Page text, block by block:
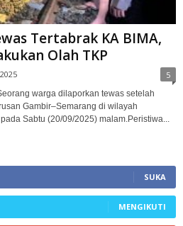
Tertabrak KA BIMA,
Olah TKP‎
5
warga dilaporkan tewas setelah
Gambir–Semarang di wilayah
Sabtu (20/09/2025) malam.‎‎Peristiwa...
SUKA
MENGIKUTI